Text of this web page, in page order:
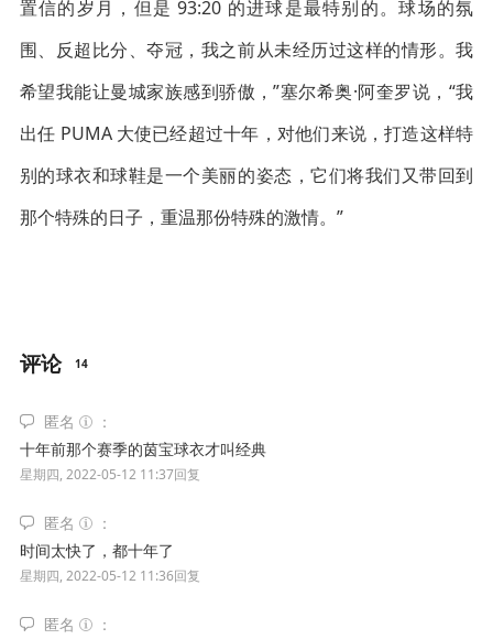
置信的岁月，但是 93:20 的进球是最特别的。球场的氛
围、反超比分、夺冠，我之前从未经历过这样的情形。我
希望我能让曼城家族感到骄傲，”塞尔希奥·阿奎罗说，“我
出任 PUMA 大使已经超过十年，对他们来说，打造这样特
别的球衣和球鞋是一个美丽的姿态，它们将我们又带回到
那个特殊的日子，重温那份特殊的激情。”
评论 14
匿名
十年前那个赛季的茵宝球衣才叫经典
星期四, 2022-05-12 11:37回复
匿名
时间太快了，都十年了
星期四, 2022-05-12 11:36回复
匿名